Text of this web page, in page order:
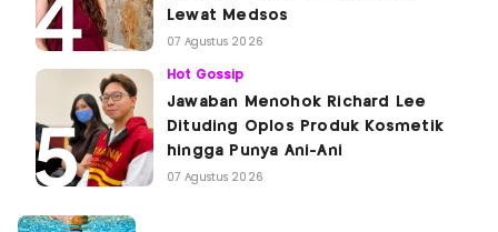
Lewat Medsos
07 Agustus 2026
Hot Gossip
Jawaban Menohok Richard Lee
Dituding Oplos Produk Kosmetik
hingga Punya Ani-Ani
07 Agustus 2026